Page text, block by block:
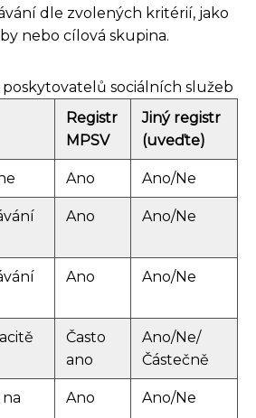
dle zvolených kritérií, jako
nebo cílová skupina.
sociálních služeb
Registr
MPSV
Jiný registr
(uveďte)
Ano Ano/Ne
Ano Ano/Ne
Ano Ano/Ne
Často
ano
Ano/Ne/
Částečně
Ano Ano/Ne